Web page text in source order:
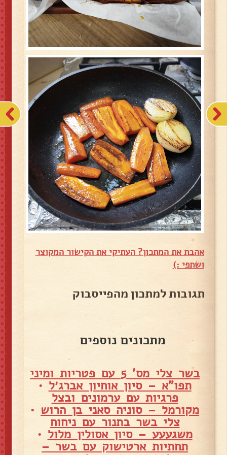
אהבת את המתכון? העתיקי את הקישור המקוצר
ושתפי :)
תגובות למתכון מהפייסבוק
מתכונים נוספים
בשר צלי מס' 5 עם פטריות ומיני
תפו"א – סיון אוחיון אברג׳ל •
פרגיות עם ערמונים ובצל
מקורמל – סוניה סאני בן הרוש •
צלי בשר בתנור עם ניחוח
משגעעע – סיון אסולין מלול •
תחתיות ארטישוק עם בשר –